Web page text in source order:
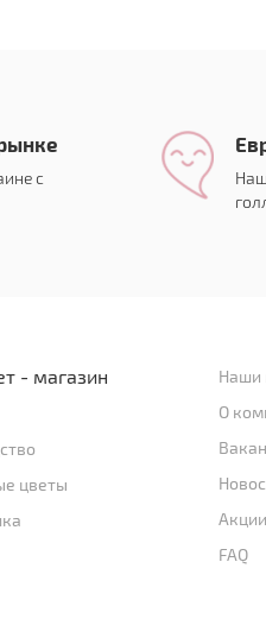
с
- магазин
цветы
Наши
О
Акции
FAQ